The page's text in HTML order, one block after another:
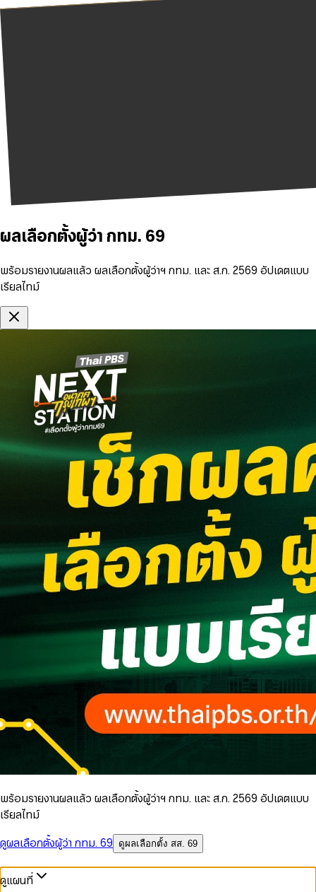
ผลเลือกตั้งผู้ว่า กทม. 69
พร้อมรายงานผลแล้ว ผลเลือกตั้งผู้ว่าฯ กทม. และ ส.ก. 2569 อัปเดตแบบ
เรียลไทม์
พร้อมรายงานผลแล้ว ผลเลือกตั้งผู้ว่าฯ กทม. และ ส.ก. 2569 อัปเดตแบบ
เรียลไทม์
ดูผลเลือกตั้งผู้ว่า กทม. 69
ดูผลเลือกตั้ง สส. 69
ดูแผนที่